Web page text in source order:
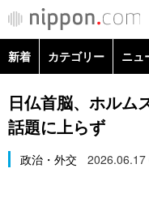
カテゴリー
新着 カテゴリー ニュ
政治・外交
経済・ビジネス
日仏首脳、ホル
話題に上らず
政治・外交